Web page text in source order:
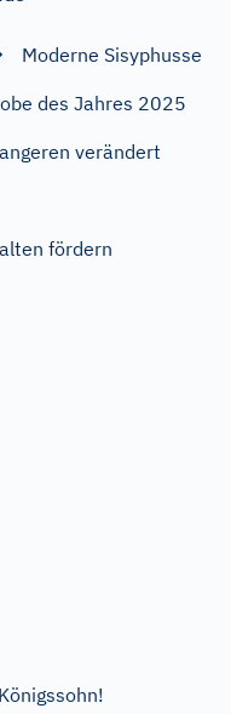
Moderne Sisyphusse
des Jahres 2025
verändert
fördern